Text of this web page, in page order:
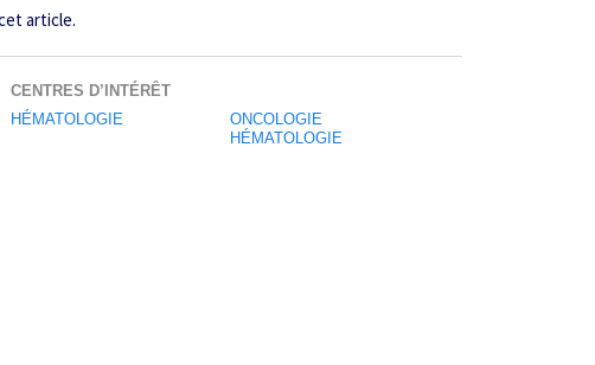
article.
CENTRES D’INTÉRÊT
HÉMATOLOGIE
ONCOLOGIE
HÉMATOLOGIE